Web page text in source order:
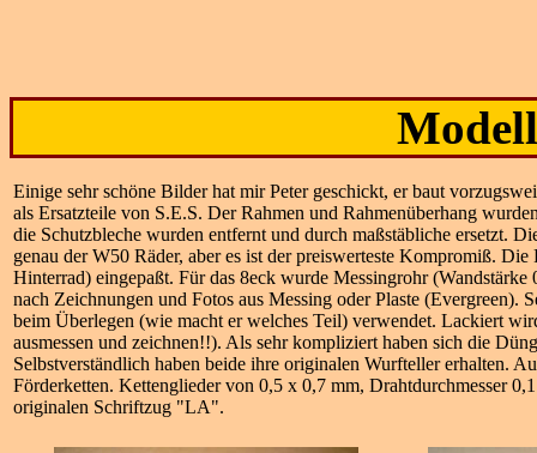
Einige sehr schöne Bilder hat mir Peter geschickt, er baut
als Ersatzteile von S.E.S. Der Rahmen und Rahmenüberhang
die Schutzbleche wurden entfernt und durch maßstäbliche ersetzt.
genau der W50 Räder, aber es ist der preiswerteste Kompromiß.
Hinterrad) eingepaßt. Für das 8eck wurde Messingrohr
nach Zeichnungen und Fotos aus Messing oder Plaste
beim Überlegen (wie macht er welches Teil) verwendet. Lackiert
ausmessen und zeichnen!!). Als sehr kompliziert haben sich die
Selbstverständlich haben beide ihre originalen Wurfteller erhalten.
Förderketten. Kettenglieder von 0,5 x 0,7 mm, Drahtdurchmesser
originalen Schriftzug "LA".